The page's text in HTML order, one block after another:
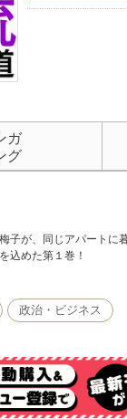
ガ
グ
子が、同じアパートに
込めた第１巻！
政治・ビジネス